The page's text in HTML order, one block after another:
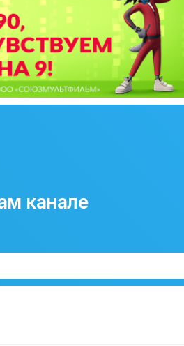
канале